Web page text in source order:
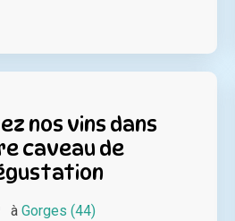
nos vins dans
caveau de
à Gorges (44)